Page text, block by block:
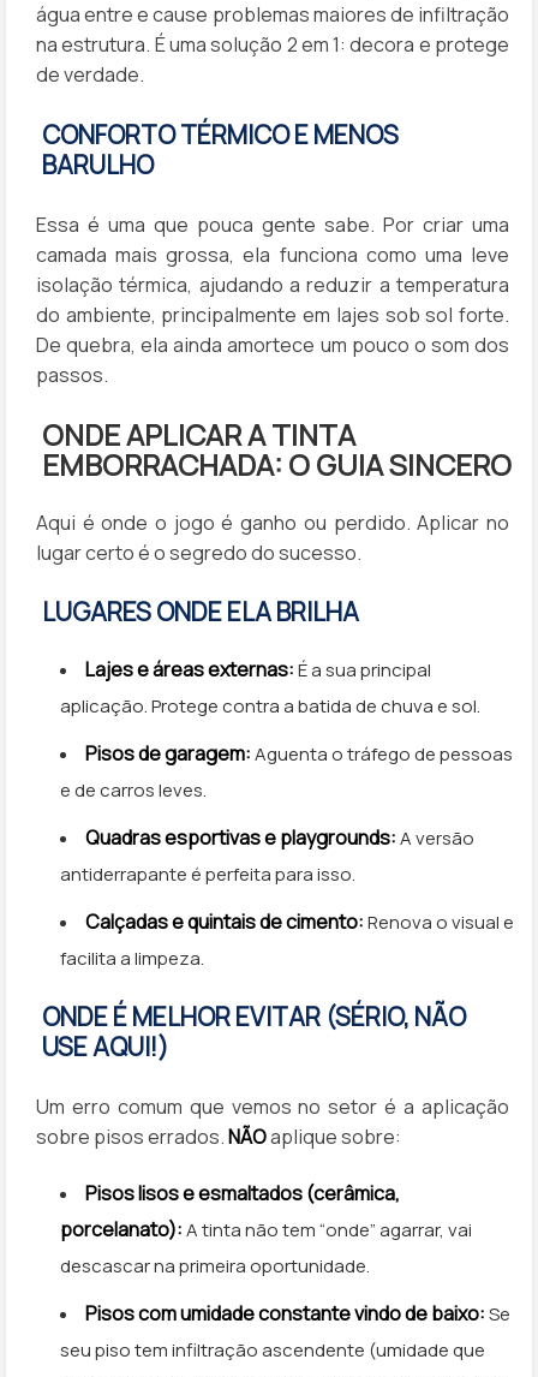
água entre e cause problemas maiores de infiltração
na estrutura. É uma solução 2 em 1: decora e protege
de verdade.
CONFORTO TÉRMICO E MENOS
BARULHO
Essa é uma que pouca gente sabe. Por criar uma
camada mais grossa, ela funciona como uma leve
isolação térmica, ajudando a reduzir a temperatura
do ambiente, principalmente em lajes sob sol forte.
De quebra, ela ainda amortece um pouco o som dos
passos.
ONDE APLICAR A TINTA
EMBORRACHADA: O GUIA SINCERO
Aqui é onde o jogo é ganho ou perdido. Aplicar no
lugar certo é o segredo do sucesso.
LUGARES ONDE ELA BRILHA
Lajes e áreas externas:É a sua principal
aplicação. Protege contra a batida de chuva e sol.
Pisos de garagem:Aguenta o tráfego de pessoas
e de carros leves.
Quadras esportivas e playgrounds:A versão
antiderrapante é perfeita para isso.
Calçadas e quintais de cimento:Renova o visual e
facilita a limpeza.
ONDE É MELHOR EVITAR (SÉRIO, NÃO
USE AQUI!)
Um erro comum que vemos no setor é a aplicação
sobre pisos errados.NÃOaplique sobre:
Pisos lisos e esmaltados (cerâmica,
porcelanato):A tinta não tem “onde” agarrar, vai
descascar na primeira oportunidade.
Pisos com umidade constante vindo de baixo:Se
seu piso tem infiltração ascendente (umidade que